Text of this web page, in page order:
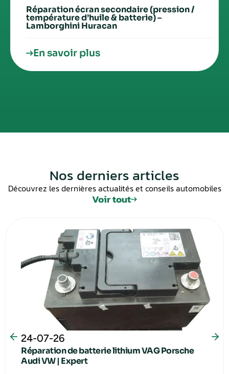
Réparation écran secondaire (pression /
température d’huile & batterie) –
Lamborghini Huracan
En savoir plus
Nos derniers articles
Découvrez les dernières actualités et conseils automobiles
Voir tout
24-07-26
Réparation de batterie lithium VAG Porsche
Audi VW | Expert